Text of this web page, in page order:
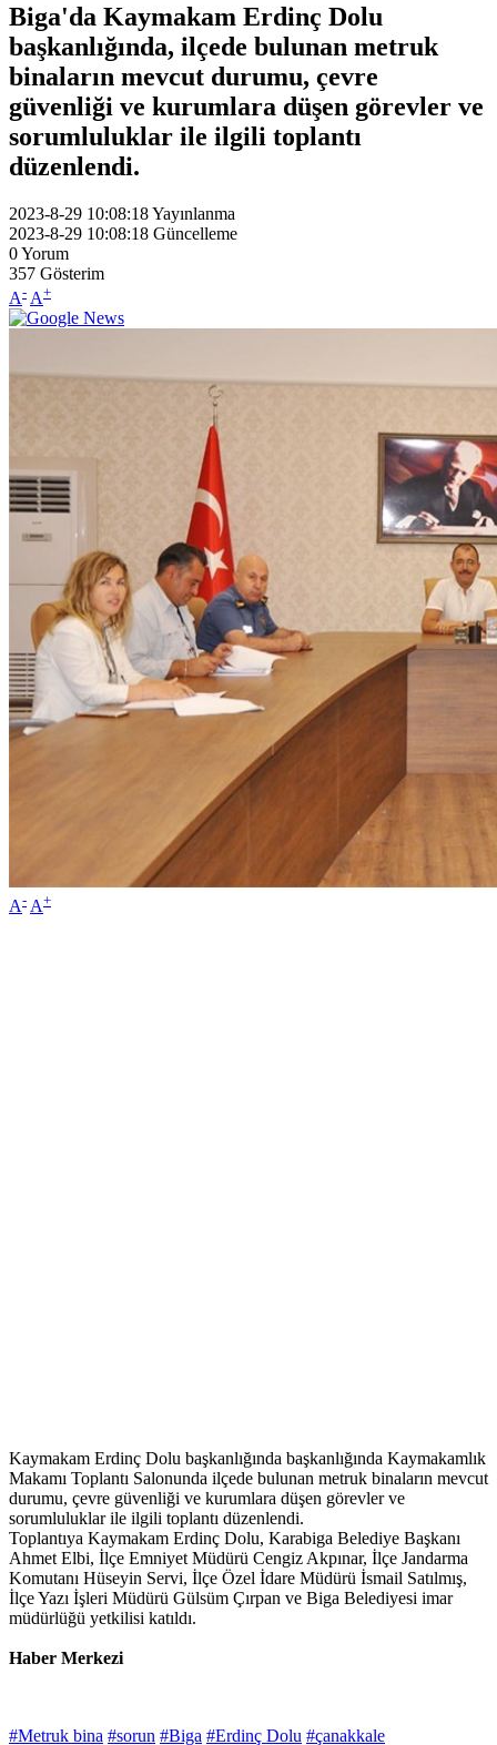
Biga'da Kaymakam Erdinç Dolu
başkanlığında, ilçede bulunan metruk
binaların mevcut durumu, çevre
güvenliği ve kurumlara düşen görevler ve
sorumluluklar ile ilgili toplantı
düzenlendi.
2023-8-29 10:08:18Yayınlanma
2023-8-29 10:08:18 Güncelleme
0Yorum
357 Gösterim
A- A+
A- A+
Kaymakam Erdinç Dolu başkanlığında başkanlığında Kaymakamlık
Makamı Toplantı Salonunda ilçede bulunan metruk binaların mevcut
durumu, çevre güvenliği ve kurumlara düşen görevler ve
sorumluluklar ile ilgili toplantı düzenlendi.
Toplantıya Kaymakam Erdinç Dolu, Karabiga Belediye Başkanı
Ahmet Elbi, İlçe Emniyet Müdürü Cengiz Akpınar, İlçe Jandarma
Komutanı Hüseyin Servi, İlçe Özel İdare Müdürü İsmail Satılmış,
İlçe Yazı İşleri Müdürü Gülsüm Çırpan ve Biga Belediyesi imar
müdürlüğü yetkilisi katıldı.
Haber Merkezi
#Metruk bina #sorun #Biga #Erdinç Dolu #çanakkale